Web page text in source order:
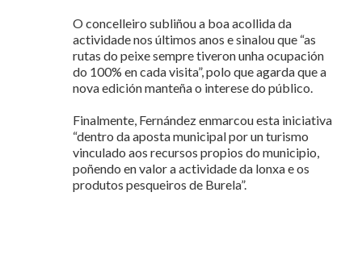
O concelleiro subliñou a boa acollida da
actividade nos últimos anos e sinalou que “as
rutas do peixe sempre tiveron unha ocupación
do 100% en cada visita”, polo que agarda que a
nova edición manteña o interese do público.
Finalmente, Fernández enmarcou esta iniciativa
“dentro da aposta municipal por un turismo
vinculado aos recursos propios do municipio,
poñendo en valor a actividade da lonxa e os
produtos pesqueiros de Burela”.